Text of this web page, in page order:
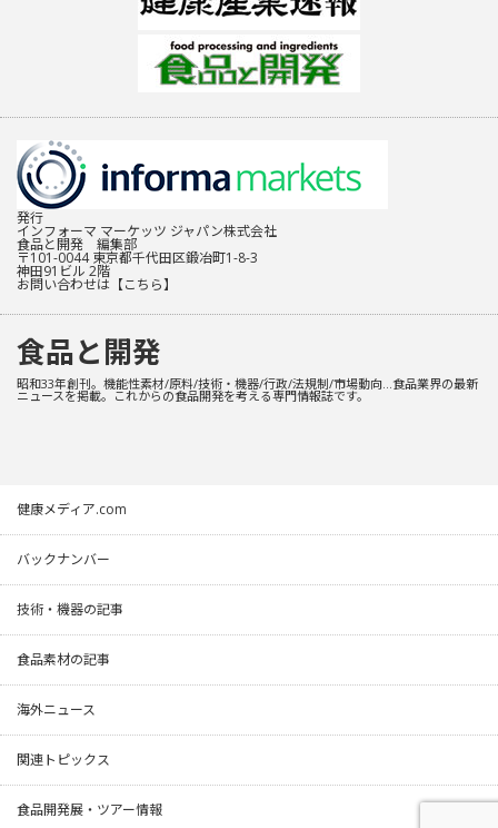
発行
インフォーマ マーケッツ ジャパン株式会社
食品と開発 編集部
〒101-0044 東京都千代田区鍛冶町1-8-3
神田91ビル 2階
お問い合わせは 【こちら】
食品と開発
昭和33年創刊。機能性素材/原料/技術・機器/行政/法規制/市場動向…食品業界の最新
ニュースを掲載。これからの食品開発を考える専門情報誌です。
健康メディア.com
バックナンバー
技術・機器の記事
食品素材の記事
海外ニュース
関連トピックス
食品開発展・ツアー情報